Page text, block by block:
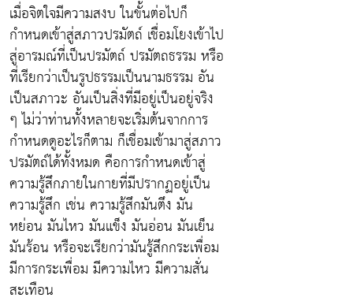
เมื่อจิตใจมีความสงบ ในขั้นต่อไปก็
กำหนดเข้าสู่สภาวปรมัตถ์ เชื่อมโยงเข้าไป
สู่อารมณ์ที่เป็นปรมัตถ์ ปรมัตถธรรม หรือ
ที่เรียกว่าเป็นรูปธรรมเป็นนามธรรม อัน
เป็นสภาวะ อันเป็นสิ่งที่มีอยู่เป็นอยู่จริง
ๆ ไม่ว่าท่านทั้งหลายจะเริ่มต้นจากการ
กำหนดดูอะไรก็ตาม ก็เชื่อมเข้ามาสู่สภาว
ปรมัตถ์ได้ทั้งหมด คือการกำหนดเข้าสู่
ความรู้สึกภายในกายที่มีปรากฏอยู่เป็น
ความรู้สึก เช่น ความรู้สึกมันตึง มัน
หย่อน มันไหว มันแข็ง มันอ่อน มันเย็น
มันร้อน หรือจะเรียกว่ามันรู้สึกกระเพื่อม
มีการกระเพื่อม มีความไหว มีความสั่น
สะเทือน